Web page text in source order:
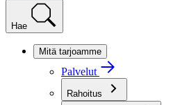
Hae
Mitä tarjoamme
Palvelut
Rahoitus